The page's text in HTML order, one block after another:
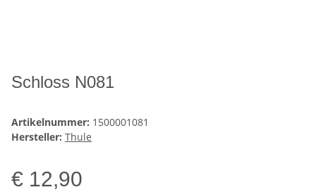
Schloss N081
Artikelnummer: 1500001081
Hersteller: Thule
€ 12,90